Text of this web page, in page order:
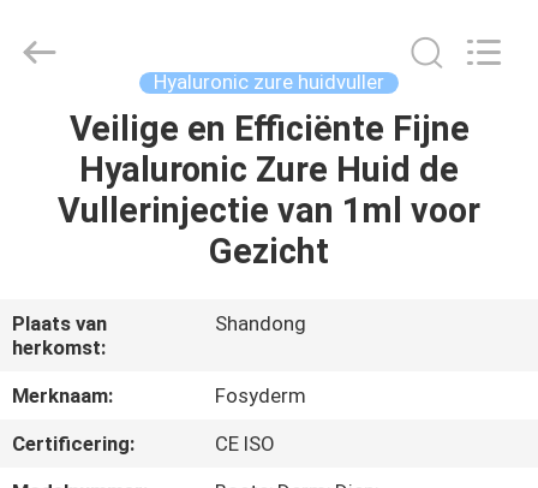
HUIS
PRODUCTEN
ONS
FABRIEKSTOCHT
KWALITEITSCONTROLE
Trading
Hyaluronic zure huidvuller
Veilige en Efficiënte Fijne
Hyaluronic Zure Huid de
Vullerinjectie van 1ml voor
Gezicht
Plaats van
herkomst:
Shandong
Merknaam:
Fosyderm
Certificering:
CE ISO